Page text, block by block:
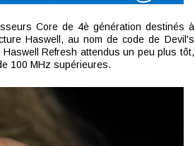
Core de 4è génération destinés à
Haswell, au nom de code de Devil's
Refresh attendus un peu plus tôt,
100 MHz supérieures.